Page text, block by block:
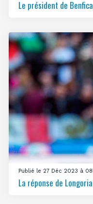
Le président de
Publié le 27 Déc 2023 à
La réponse de